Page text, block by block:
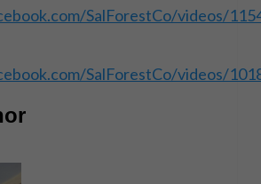
SalForestCo/videos/
SalForestCo/videos/